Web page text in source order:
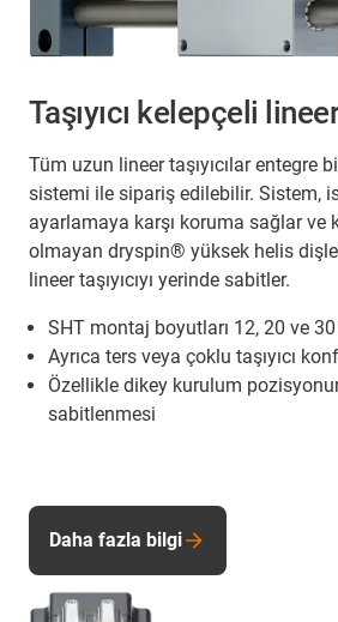
Taşıyıcı kelepçeli
Tüm uzun lineer taşıyıcılar entegre bir
sistemi ile sipariş edilebilir. Sistem,
ayarlamaya karşı koruma sağlar ve
olmayan dryspin® yüksek helis
lineer taşıyıcıyı yerinde sabitler.
SHT montaj boyutları 12, 20 ve
Ayrıca ters veya çoklu taşıyıcı
Özellikle dikey kurulum
sabitlenmesi
Daha fazla bilgi